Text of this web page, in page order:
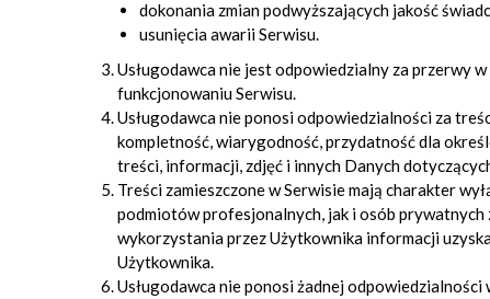
dokonania zmian podwyższających jakość
usunięcia awarii Serwisu.
Usługodawca nie jest odpowiedzialny za przerwy
funkcjonowaniu Serwisu.
Usługodawca nie ponosi odpowiedzialności za
kompletność, wiarygodność, przydatność dla
treści, informacji, zdjęć i innych Danych
Treści zamieszczone w Serwisie mają charakter
podmiotów profesjonalnych, jak i osób prywatnych
wykorzystania przez Użytkownika informacji
Użytkownika.
Usługodawca nie ponosi żadnej